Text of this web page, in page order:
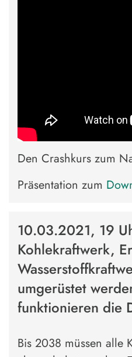
Den Crashkurs zum
Präsentation zum
10.03.2021, 19
Kohlekraftwerk,
umgerüstet
funktionieren die
Bis 2038 müssen alle